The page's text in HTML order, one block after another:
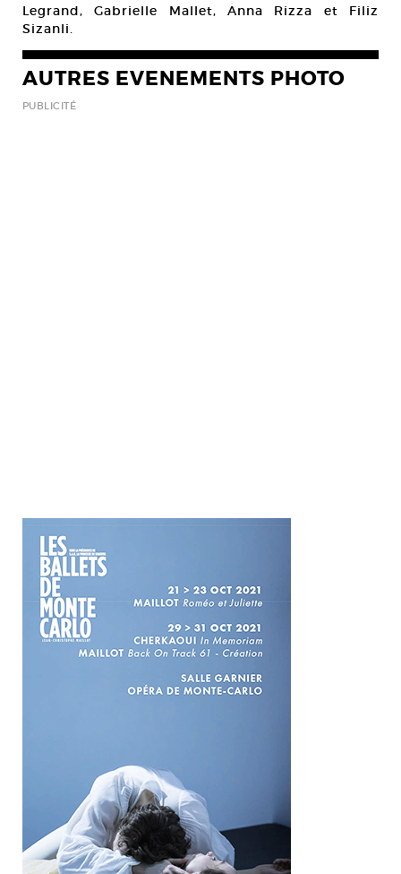
Legrand, Gabrielle Mallet, Anna Rizza et Filiz
Sizanli.
AUTRES EVENEMENTS PHOTO
PUBLICITÉ